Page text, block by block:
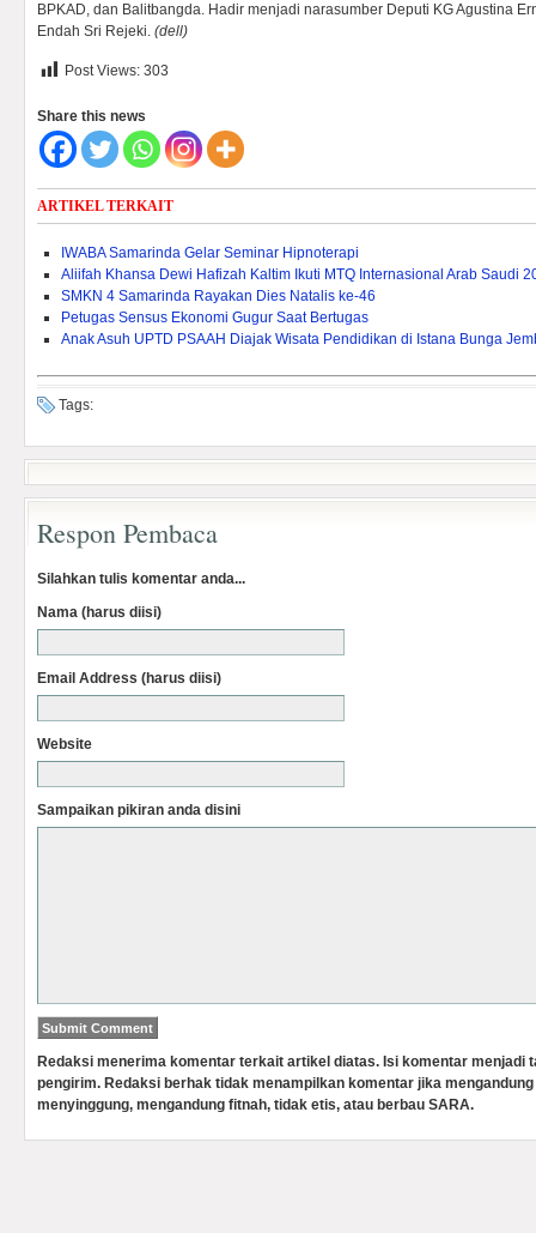
BPKAD, dan Balitbangda. Hadir menjadi narasumber Deputi KG Agustina
Endah Sri Rejeki. (dell)
Post Views: 303
Share this news
ARTIKEL TERKAIT
IWABA Samarinda Gelar Seminar Hipnoterapi
Aliifah Khansa Dewi Hafizah Kaltim Ikuti MTQ Internasional Arab Saudi
SMKN 4 Samarinda Rayakan Dies Natalis ke-46
Petugas Sensus Ekonomi Gugur Saat Bertugas
Anak Asuh UPTD PSAAH Diajak Wisata Pendidikan di Istana Bunga
Tags:
Respon Pembaca
Silahkan tulis komentar anda...
Nama (harus diisi)
Email Address (harus diisi)
Website
Sampaikan pikiran anda disini
Redaksi menerima komentar terkait artikel diatas. Isi komentar menjadi
pengirim. Redaksi berhak tidak menampilkan komentar jika
menyinggung, mengandung fitnah, tidak etis, atau berbau SARA.